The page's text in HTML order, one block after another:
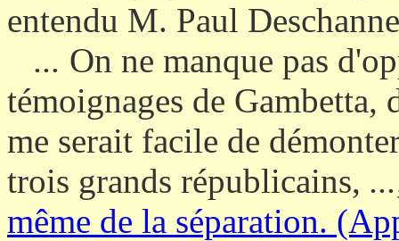
entendu M. Paul
... On ne manque pas
témoignages de Gambetta,
me serait facile de
trois grands républicains,
même de la séparation.